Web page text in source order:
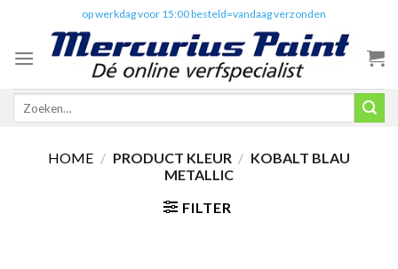
content
op werkdag voor 15:00 besteld=vandaag verzonden
Zoeken
HOME / PRODUCT KLEUR / KOBALT BLAU
METALLIC
FILTER